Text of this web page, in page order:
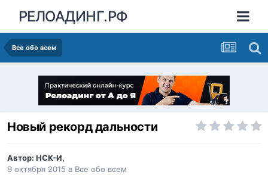
РЕЛОАДИНГ.РФ
Все обо всем
Новый рекорд дальности
Автор: НСК-И,
9 октября 2015 в Все обо всем